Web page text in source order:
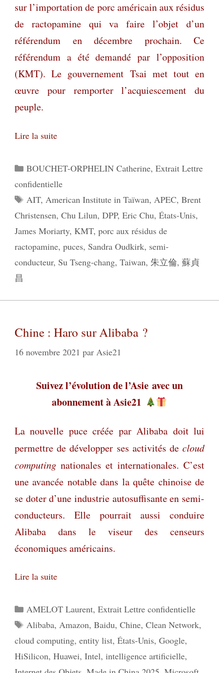
sur l’importation de porc américain aux résidus
de ractopamine qui va faire l’objet d’un
référendum en décembre prochain. Ce
référendum a été demandé par l’opposition
(KMT). Le gouvernement Tsai met tout en
œuvre pour remporter l’acquiescement du
peuple.
Lire la suite
Catégories
BOUCHET-ORPHELIN Catherine, Extrait Lettre
confidentielle
Étiquettes
AIT, American Institute in Taïwan, APEC, Brent
Christensen, Chu Lilun, DPP, Eric Chu, États-Unis,
James Moriarty, KMT, porc aux résidus de
ractopamine, puces, Sandra Oudkirk, semi-
conducteur, Su Tseng-chang, Taiwan, 朱立倫, 蘇貞
昌
Chine : Haro sur Alibaba ?
16 novembre 2021 par Asie21
Suivez l’évolution de l’Asie avec un
abonnement à Asie21
La nouvelle puce créée par Alibaba doit lui
permettre de développer ses activités de cloud
computing nationales et internationales. C’est
une avancée notable dans la quête chinoise de
se doter d’une industrie autosuffisante en semi-
conducteurs. Elle pourrait aussi conduire
Alibaba dans le viseur des censeurs
économiques américains.
Lire la suite
Catégories
AMELOT Laurent, Extrait Lettre confidentielle
Étiquettes
Alibaba, Amazon, Baidu, Chine, Clean Network,
cloud computing, entity list, États-Unis, Google,
HiSilicon, Huawei, Intel, intelligence artificielle,